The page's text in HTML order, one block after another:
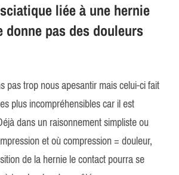
liée à une hernie
donne pas des douleurs
pas trop nous apesantir mais celui-ci fait
plus incompréhensibles car il est
dans un raisonnement simpliste ou
et où compression = douleur,
de la hernie le contact pourra se